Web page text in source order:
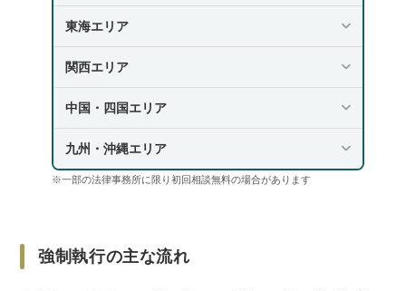
東海エリア
関西エリア
中国・四国エリア
九州・沖縄エリア
※一部の法律事務所に限り初回相談無料の場合があります
強制執行の主な流れ